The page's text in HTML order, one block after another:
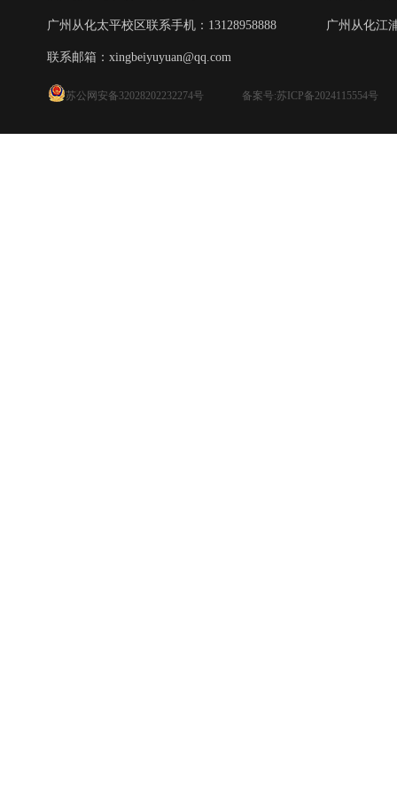
苏公网安备32028202232274号
广州从化太平校区联系手机：13128958888 广州从化江
联系邮箱： xingbeiyuyuan@qq.com
备案号:苏ICP备2024115554号